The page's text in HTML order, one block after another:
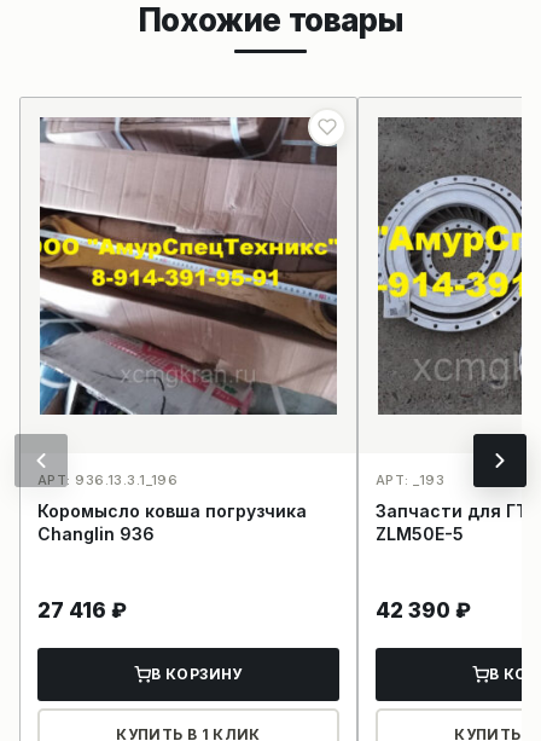
Похожие товары
АРТ: 936.13.3.1_196
Коромысло ковша погрузчика
Changlin 936
27 416 ₽
В КОРЗИНУ
КУПИТЬ В 1 КЛИК
АРТ: _193
Запчасти для ГТР
ZLM50E-5
42 390 ₽
В
КУПИТЬ В